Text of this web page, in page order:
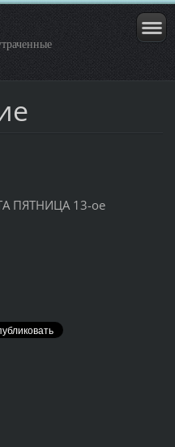
ПЯТНИЦА 13-ое